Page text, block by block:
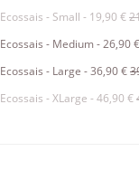
Ecossais - Small - 19,90 €
Ecossais - Medium - 26,90 €
Ecossais - Large - 36,90 €
Ecossais - XLarge - 46,90 €